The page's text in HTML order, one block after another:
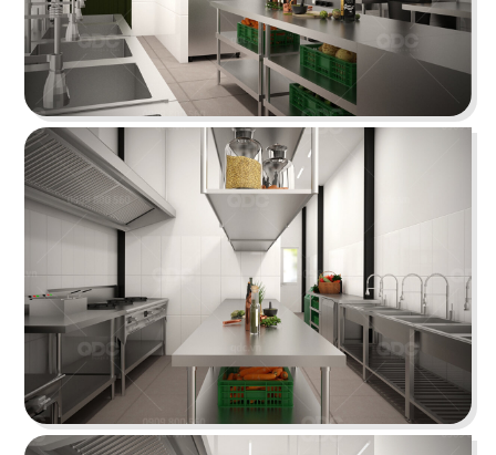
HUI XIANG SI YAN
Lấy cảm hứng từ nét đẹp truyền thống kết hợp
hơi thở hiện đại
Chi tiết